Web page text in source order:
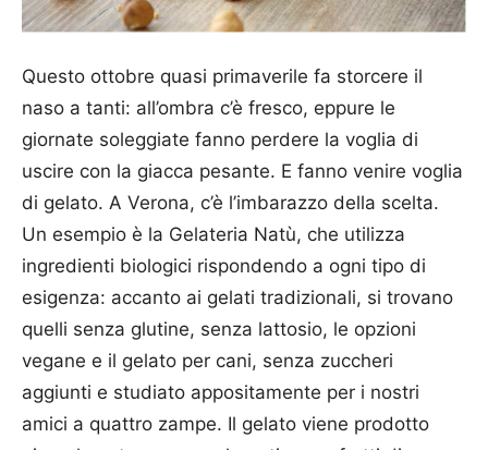
Questo ottobre quasi primaverile fa storcere il
naso a tanti: all’ombra c’è fresco, eppure le
giornate soleggiate fanno perdere la voglia di
uscire con la giacca pesante. E fanno venire voglia
di gelato. A Verona, c’è l’imbarazzo della scelta.
Un esempio è la Gelateria Natù, che utilizza
ingredienti biologici rispondendo a ogni tipo di
esigenza: accanto ai gelati tradizionali, si trovano
quelli senza glutine, senza lattosio, le opzioni
vegane e il gelato per cani, senza zuccheri
aggiunti e studiato appositamente per i nostri
amici a quattro zampe. Il gelato viene prodotto